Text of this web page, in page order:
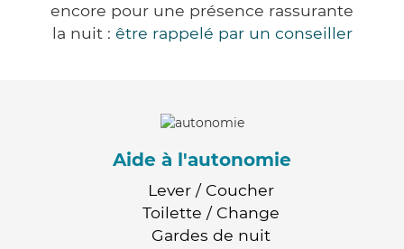
encore pour une présence rassurante
la nuit : être rappelé par un conseiller
Aide à l'autonomie
Lever / Coucher
Toilette / Change
Gardes de nuit